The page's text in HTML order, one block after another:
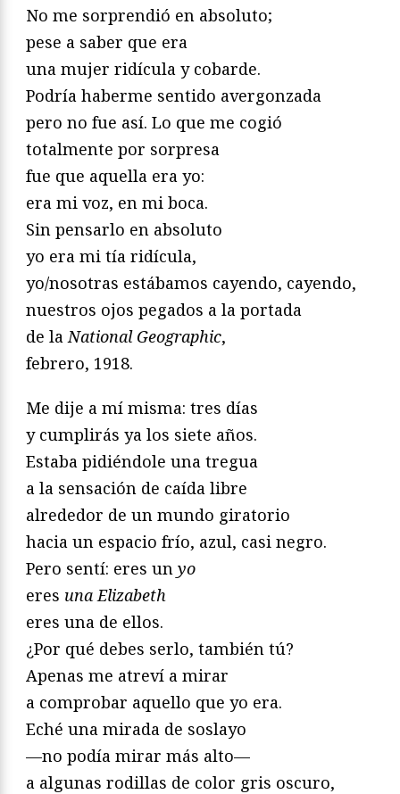
No me sorprendió en absoluto;
pese a saber que era
una mujer ridícula y cobarde.
Podría haberme sentido avergonzada
pero no fue así. Lo que me cogió
totalmente por sorpresa
fue que aquella era yo:
era mi voz, en mi boca.
Sin pensarlo en absoluto
yo era mi tía ridícula,
yo/nosotras estábamos cayendo, cayendo,
nuestros ojos pegados a la portada
de laNational Geographic,
febrero, 1918.
Me dije a mí misma: tres días
y cumplirás ya los siete años.
Estaba pidiéndole una tregua
a la sensación de caída libre
alrededor de un mundo giratorio
hacia un espacio frío, azul, casi negro.
Pero sentí: eres un yo
eres una Elizabeth
eres una de ellos.
¿Por qué debes serlo, también tú?
Apenas me atreví a mirar
a comprobar aquello que yo era.
Eché una mirada de soslayo
—no podía mirar más alto—
a algunas rodillas de color gris oscuro,